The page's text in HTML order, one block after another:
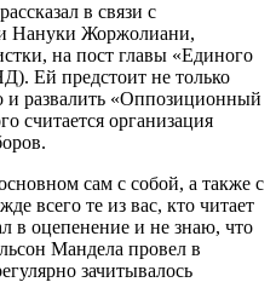
в связи с
Нануки Жоржолиани,
на пост главы «Единого
Ей предстоит не только
и развалить «Оппозиционный
считается организация
сам с собой, а также с
всего те из вас, кто читает
в оцепенение и не знаю, что
Мандела провел в
зачитывалось